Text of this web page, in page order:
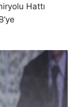
Hattı